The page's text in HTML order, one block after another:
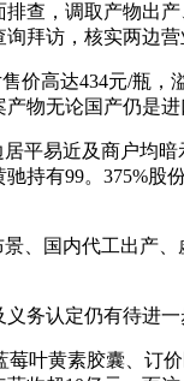
查，调取产物出
拜访，核实两边营
高达434元/瓶，
物无论国产仍是进
近及商户均暗
持有99。375%
国内代工出产、
认定仍有待进一
叶黄素胶囊、订